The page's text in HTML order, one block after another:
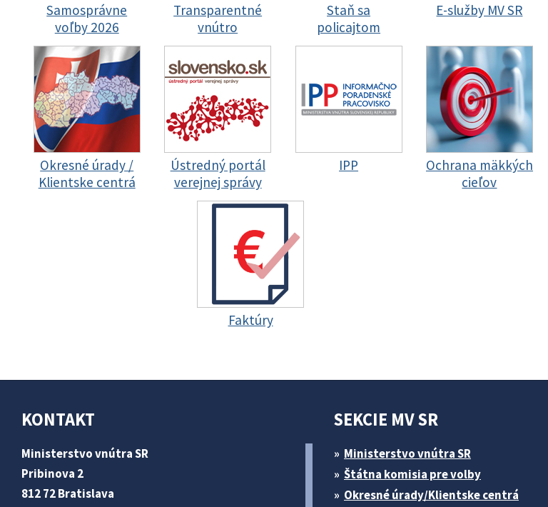
Samosprávne
voľby 2026
Transparentné
vnútro
Staň sa
policajtom
E-služby MV SR
Okresné úrady /
Klientske centrá
Ústredný portál
verejnej správy
IPP
Ochrana mäkkých
cieľov
Faktúry
KONTAKT
Ministerstvo vnútra SR
Pribinova 2
812 72 Bratislava
SEKCIE MV SR
Ministerstvo vnútra SR
Štátna komisia pre volby
Okresné úrady/Klientske centrá